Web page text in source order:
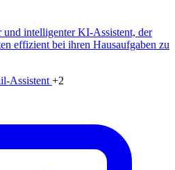
intelligenter KI-Assistent, der
effizient bei ihren Hausaufgaben zu
Assistent +2